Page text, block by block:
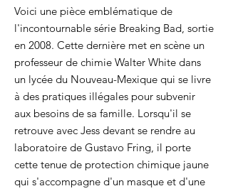
Voici une pièce emblématique de
l'incontournable série Breaking Bad, sortie
en 2008. Cette dernière met en scène un
professeur de chimie Walter White dans
un lycée du Nouveau-Mexique qui se livre
à des pratiques illégales pour subvenir
aux besoins de sa famille. Lorsqu'il se
retrouve avec Jess devant se rendre au
laboratoire de Gustavo Fring, il porte
cette tenue de protection chimique jaune
qui s'accompagne d'un masque et d'une